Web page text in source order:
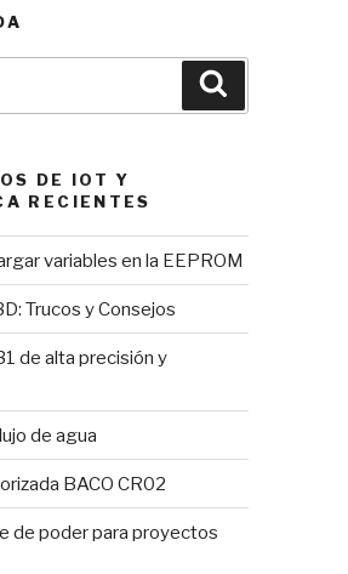
DE IOT Y
RECIENTES
variables en la EEPROM
Trucos y Consejos
de alta precisión y
de agua
BACO CR02
de poder para proyectos